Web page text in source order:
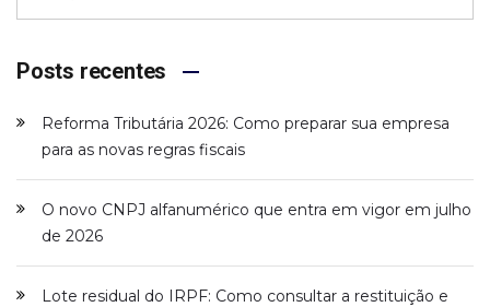
Posts recentes
Reforma Tributária 2026: Como preparar sua empresa
para as novas regras fiscais
O novo CNPJ alfanumérico que entra em vigor em julho
de 2026
Lote residual do IRPF: Como consultar a restituição e